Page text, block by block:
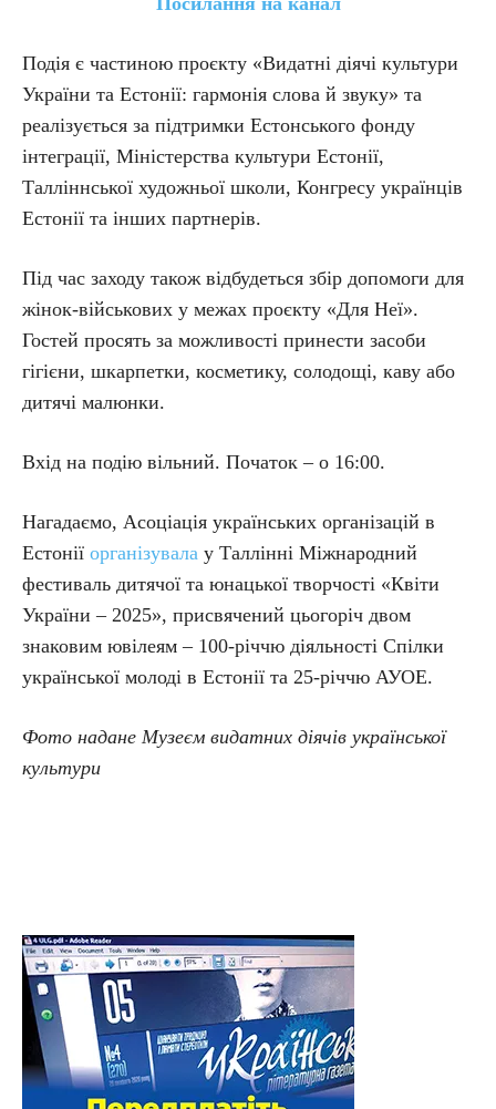
Подія є частиною проєкту «Видатні діячі культури
України та Естонії: гармонія слова й звуку» та
реалізується за підтримки Естонського фонду
інтеграції, Міністерства культури Естонії,
Талліннської художньої школи, Конгресу українців
Естонії та інших партнерів.
Під час заходу також відбудеться збір допомоги для
жінок-військових у межах проєкту «Для Неї».
Гостей просять за можливості принести засоби
гігієни, шкарпетки, косметику, солодощі, каву або
дитячі малюнки.
Вхід на подію вільний. Початок – о 16:00.
Нагадаємо, Асоціація українських організацій в
Естонії організувала у Таллінні Міжнародний
фестиваль дитячої та юнацької творчості «Квіти
України – 2025», присвячений цьогоріч двом
знаковим ювілеям – 100-річчю діяльності Спілки
української молоді в Естонії та 25-річчю АУОЕ.
Фото надане Музеєм видатних діячів української
культури